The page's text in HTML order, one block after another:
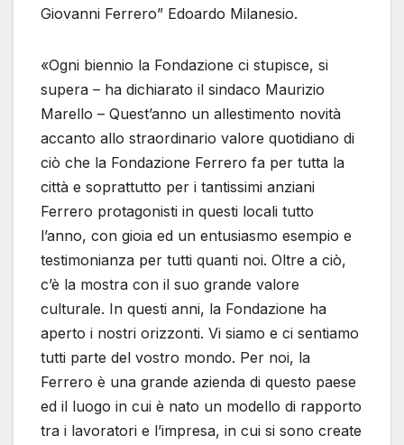
Giovanni Ferrero” Edoardo Milanesio.
«Ogni biennio la Fondazione ci stupisce, si
supera – ha dichiarato il sindaco Maurizio
Marello – Quest’anno un allestimento novità
accanto allo straordinario valore quotidiano di
ciò che la Fondazione Ferrero fa per tutta la
città e soprattutto per i tantissimi anziani
Ferrero protagonisti in questi locali tutto
l’anno, con gioia ed un entusiasmo esempio e
testimonianza per tutti quanti noi. Oltre a ciò,
c’è la mostra con il suo grande valore
culturale. In questi anni, la Fondazione ha
aperto i nostri orizzonti. Vi siamo e ci sentiamo
tutti parte del vostro mondo. Per noi, la
Ferrero è una grande azienda di questo paese
ed il luogo in cui è nato un modello di rapporto
tra i lavoratori e l’impresa, in cui si sono create